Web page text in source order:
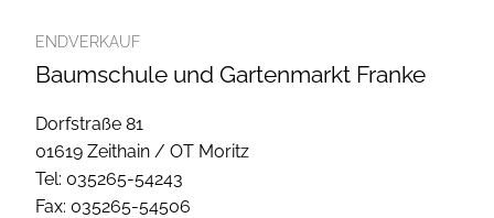
ENDVERKAUF
Baumschule und Gartenmarkt Franke
Dorfstraße 81
01619 Zeithain / OT Moritz
Tel: 035265-54243
Fax: 035265-54506